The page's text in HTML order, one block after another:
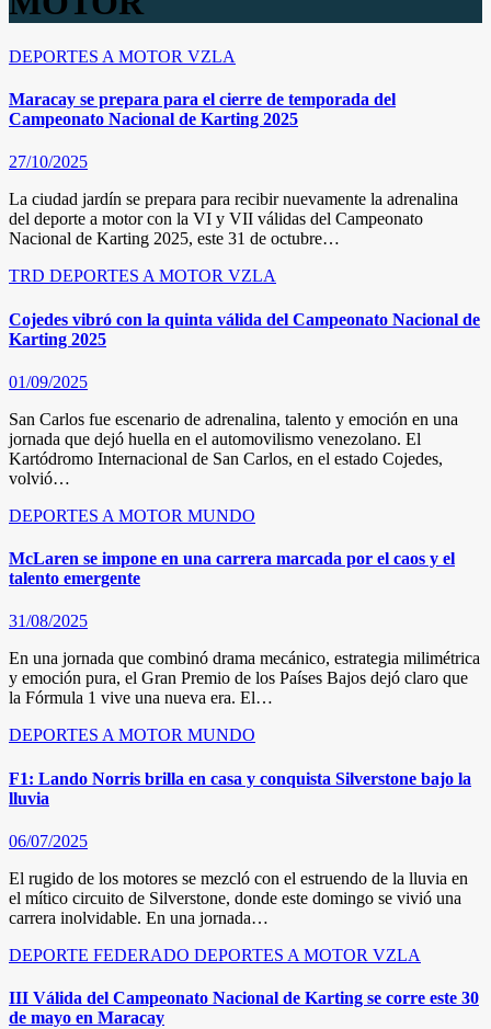
DEPORTES A MOTOR VZLA
Maracay se prepara para el cierre de temporada del
Campeonato Nacional de Karting 2025
27/10/2025
La ciudad jardín se prepara para recibir nuevamente la adrenalina
del deporte a motor con la VI y VII válidas del Campeonato
Nacional de Karting 2025, este 31 de octubre…
TRD DEPORTES A MOTOR VZLA
Cojedes vibró con la quinta válida del Campeonato Nacional de
Karting 2025
01/09/2025
San Carlos fue escenario de adrenalina, talento y emoción en una
jornada que dejó huella en el automovilismo venezolano. El
Kartódromo Internacional de San Carlos, en el estado Cojedes,
volvió…
DEPORTES A MOTOR MUNDO
McLaren se impone en una carrera marcada por el caos y el
talento emergente
31/08/2025
En una jornada que combinó drama mecánico, estrategia milimétrica
y emoción pura, el Gran Premio de los Países Bajos dejó claro que
la Fórmula 1 vive una nueva era. El…
DEPORTES A MOTOR MUNDO
F1: Lando Norris brilla en casa y conquista Silverstone bajo la
lluvia
06/07/2025
El rugido de los motores se mezcló con el estruendo de la lluvia en
el mítico circuito de Silverstone, donde este domingo se vivió una
carrera inolvidable. En una jornada…
DEPORTE FEDERADO DEPORTES A MOTOR VZLA
III Válida del Campeonato Nacional de Karting se corre este 30
de mayo en Maracay